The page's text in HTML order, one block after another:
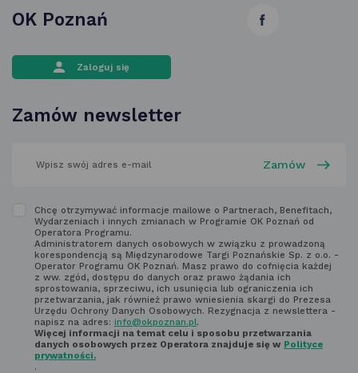
link
OK Poznań
Zaloguj się
Zamów newsletter
poniżej
Zapoznaj
z regulaminem
newsletter'a
Chcę otrzymywać informacje mailowe o Partnerach, Benefitach,
Wydarzeniach i innych zmianach w Programie OK Poznań od
Operatora Programu.
Administratorem danych osobowych w związku z prowadzoną
korespondencją są Międzynarodowe Targi Poznańskie Sp. z o.o. -
Operator Programu OK Poznań. Masz prawo do cofnięcia każdej
z ww. zgód, dostępu do danych oraz prawo żądania ich
sprostowania, sprzeciwu, ich usunięcia lub ograniczenia ich
przetwarzania, jak również prawo wniesienia skargi do Prezesa
Urzędu Ochrony Danych Osobowych. Rezygnacja z newslettera -
napisz na adres: info@okpoznan.pl.
Więcej informacji na temat celu i sposobu przetwarzania
danych osobowych przez Operatora znajduje się w Polityce
prywatności.
.